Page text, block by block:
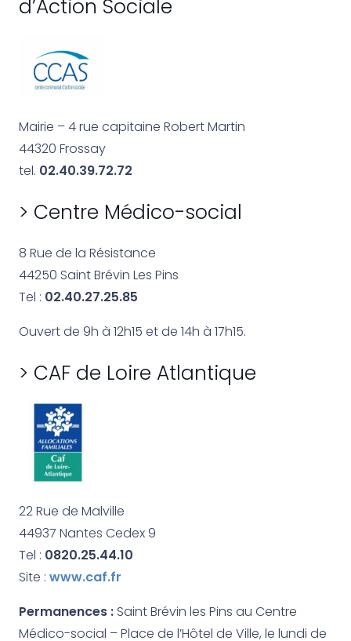
d’Action Sociale
Mairie – 4 rue capitaine Robert Martin
44320 Frossay
tel. 02.40.39.72.72
> Centre Médico-social
8 Rue de la Résistance
44250 Saint Brévin Les Pins
Tel : 02.40.27.25.85
Ouvert de 9h à 12h15 et de 14h à 17h15.
> CAF de Loire Atlantique
22 Rue de Malville
44937 Nantes Cedex 9
Tel : 0820.25.44.10
Site : www.caf.fr
Permanences : Saint Brévin les Pins au Centre
Médico-social – Place de l’Hôtel de Ville, le lundi de